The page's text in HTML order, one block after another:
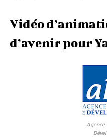
Vidéo
d’avenir pour
Agence